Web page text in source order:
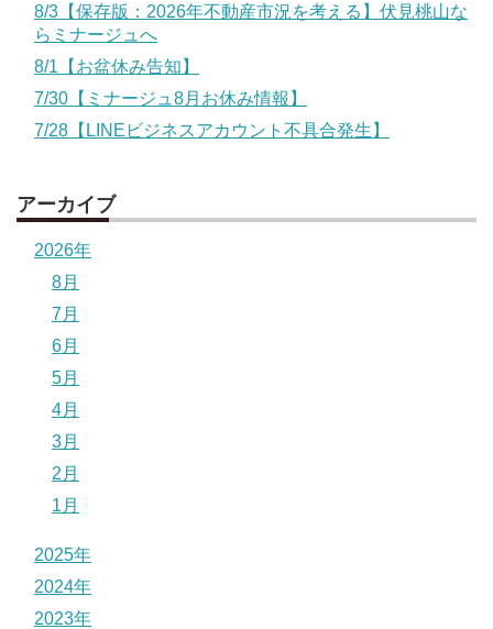
8/3【保存版：2026年不動産市況を考える】伏見桃山な
らミナージュへ
8/1【お盆休み告知】
7/30【ミナージュ8月お休み情報】
7/28【LINEビジネスアカウント不具合発生】
アーカイブ
2026年
8月
7月
6月
5月
4月
3月
2月
1月
2025年
2024年
2023年